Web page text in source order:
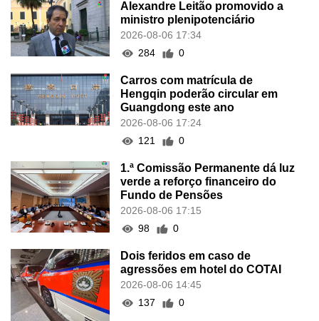
Alexandre Leitão promovido a
ministro plenipotenciário
2026-08-06 17:34
284
0
Carros com matrícula de
Hengqin poderão circular em
Guangdong este ano
2026-08-06 17:24
121
0
1.ª Comissão Permanente dá luz
verde a reforço financeiro do
Fundo de Pensões
2026-08-06 17:15
98
0
Dois feridos em caso de
agressões em hotel do COTAI
2026-08-06 14:45
137
0